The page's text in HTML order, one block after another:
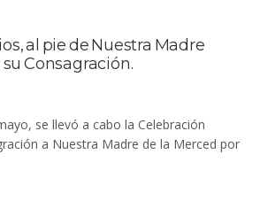
al pie de Nuestra Madre
Consagración.
se llevó a cabo la Celebración
a Nuestra Madre de la Merced por